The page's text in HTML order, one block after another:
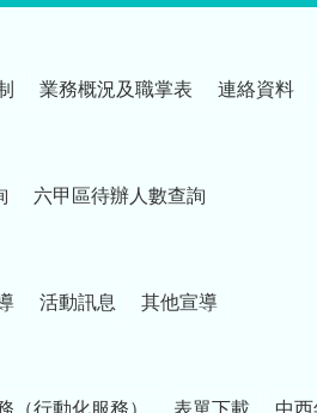
業務概況及職掌表 連絡資料
六甲區待辦人數查詢
活動訊息 其他宣導
（行動化服務） 表單下載 中